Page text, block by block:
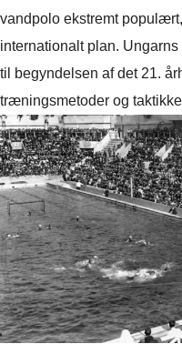
vandpolo ekstremt
internationalt plan.
til begyndelsen af det 21.
træningsmetoder og